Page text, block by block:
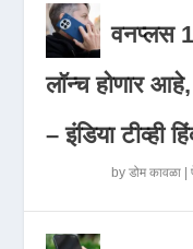
वनप्लस
लॉन्च होणार
– इंडिया टीव्ही
byडोम कावळा |